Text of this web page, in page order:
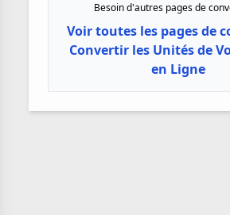
Besoin d'autres pages de
Voir toutes les pages de
Convertir les Unités de
en Ligne